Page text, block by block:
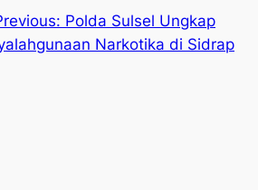
Polda Sulsel Ungkap
Narkotika di Sidrap